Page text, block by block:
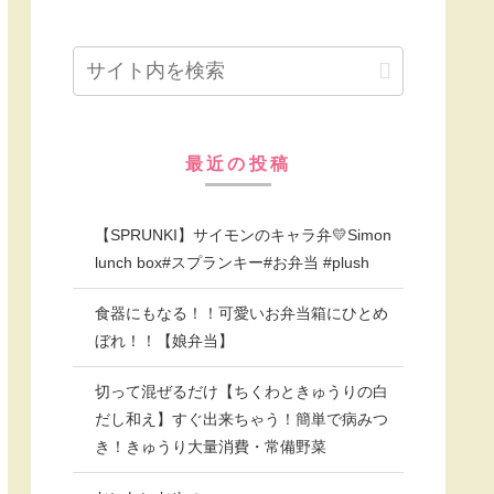
最近の投稿
【SPRUNKI】サイモンのキャラ弁💛Simon
lunch box#スプランキー#お弁当 #plush
食器にもなる！！可愛いお弁当箱にひとめ
ぼれ！！【娘弁当】
切って混ぜるだけ【ちくわときゅうりの白
だし和え】すぐ出来ちゃう！簡単で病みつ
き！きゅうり大量消費・常備野菜